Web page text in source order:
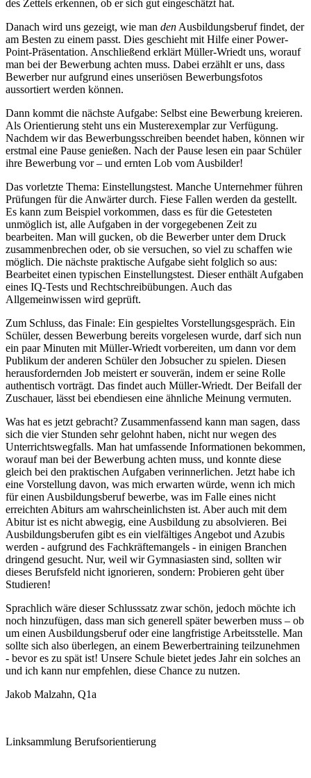
des Zettels erkennen, ob er sich gut eingeschätzt hat.
Danach wird uns gezeigt, wie man denAusbildungsberuf findet, der
am Besten zu einem passt. Dies geschieht mit Hilfe einer Power-
Point-Präsentation. Anschließend erklärt Müller-Wriedt uns, worauf
man bei der Bewerbung achten muss. Dabei erzählt er uns, dass
Bewerber nur aufgrund eines unseriösen Bewerbungsfotos
aussortiert werden können.
Dann kommt die nächste Aufgabe: Selbst eine Bewerbung kreieren.
Als Orientierung steht uns ein Musterexemplar zur Verfügung.
Nachdem wir das Bewerbungsschreiben beendet haben, können wir
erstmal eine Pause genießen. Nach der Pause lesen ein paar Schüler
ihre Bewerbung vor – und ernten Lob vom Ausbilder!
Das vorletzte Thema: Einstellungstest. Manche Unternehmer führen
Prüfungen für die Anwärter durch. Fiese Fallen werden da gestellt.
Es kann zum Beispiel vorkommen, dass es für die Getesteten
unmöglich ist, alle Aufgaben in der vorgegebenen Zeit zu
bearbeiten. Man will gucken, ob die Bewerber unter dem Druck
zusammenbrechen oder, ob sie versuchen, so viel zu schaffen wie
möglich. Die nächste praktische Aufgabe sieht folglich so aus:
Bearbeitet einen typischen Einstellungstest. Dieser enthält Aufgaben
eines IQ-Tests und Rechtschreibübungen. Auch das
Allgemeinwissen wird geprüft.
Zum Schluss, das Finale: Ein gespieltes Vorstellungsgespräch. Ein
Schüler, dessen Bewerbung bereits vorgelesen wurde, darf sich nun
ein paar Minuten mit Müller-Wriedt vorbereiten, um dann vor dem
Publikum der anderen Schüler den Jobsucher zu spielen. Diesen
herausfordernden Job meistert er souverän, indem er seine Rolle
authentisch vorträgt. Das findet auch Müller-Wriedt. Der Beifall der
Zuschauer, lässt bei ebendiesen eine ähnliche Meinung vermuten.
Was hat es jetzt gebracht? Zusammenfassend kann man sagen, dass
sich die vier Stunden sehr gelohnt haben, nicht nur wegen des
Unterrichtswegfalls. Man hat umfassende Informationen bekommen,
worauf man bei der Bewerbung achten muss, und konnte diese
gleich bei den praktischen Aufgaben verinnerlichen. Jetzt habe ich
eine Vorstellung davon, was mich erwarten würde, wenn ich mich
für einen Ausbildungsberuf bewerbe, was im Falle eines nicht
erreichten Abiturs am wahrscheinlichsten ist. Aber auch mit dem
Abitur ist es nicht abwegig, eine Ausbildung zu absolvieren. Bei
Ausbildungsberufen gibt es ein vielfältiges Angebot und Azubis
werden - aufgrund des Fachkräftemangels - in einigen Branchen
dringend gesucht. Nur, weil wir Gymnasiasten sind, sollten wir
dieses Berufsfeld nicht ignorieren, sondern: Probieren geht über
Studieren!
Sprachlich wäre dieser Schlusssatz zwar schön, jedoch möchte ich
noch hinzufügen, dass man sich generell später bewerben muss – ob
um einen Ausbildungsberuf oder eine langfristige Arbeitsstelle. Man
sollte sich also überlegen, an einem Bewerbertraining teilzunehmen
- bevor es zu spät ist! Unsere Schule bietet jedes Jahr ein solches an
und ich kann nur empfehlen, diese Chance zu nutzen.
Jakob Malzahn, Q1a
Linksammlung Berufsorientierung